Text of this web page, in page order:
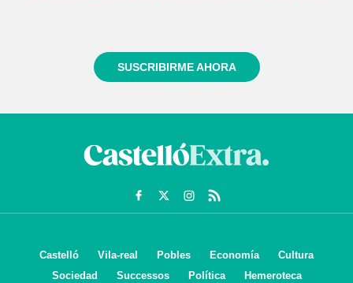
SUSCRIBIRME AHORA
Castelló Vila-real Pobles Economía
Cultura
Sociedad
Successos Política Hemeroteca